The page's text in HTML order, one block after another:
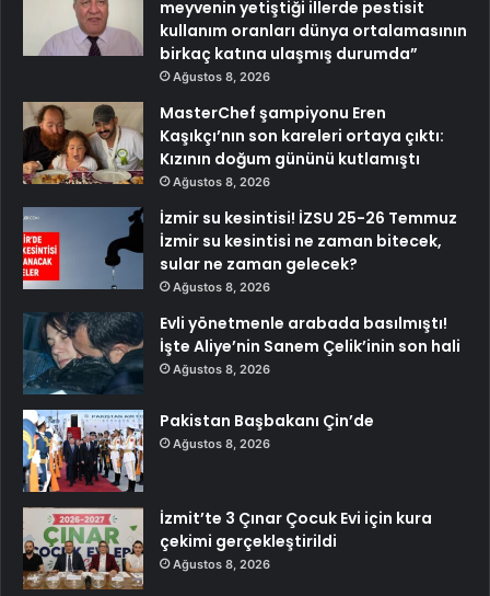
meyvenin yetiştiği illerde pestisit
kullanım oranları dünya ortalamasının
birkaç katına ulaşmış durumda”
Ağustos 8, 2026
MasterChef şampiyonu Eren
Kaşıkçı’nın son kareleri ortaya çıktı:
Kızının doğum gününü kutlamıştı
Ağustos 8, 2026
İzmir su kesintisi! İZSU 25-26 Temmuz
İzmir su kesintisi ne zaman bitecek,
sular ne zaman gelecek?
Ağustos 8, 2026
Evli yönetmenle arabada basılmıştı!
İşte Aliye’nin Sanem Çelik’inin son hali
Ağustos 8, 2026
Pakistan Başbakanı Çin’de
Ağustos 8, 2026
İzmit’te 3 Çınar Çocuk Evi için kura
çekimi gerçekleştirildi
Ağustos 8, 2026